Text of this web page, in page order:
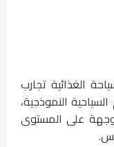
الغذائية تجارب
النموذجية،
على المستوى